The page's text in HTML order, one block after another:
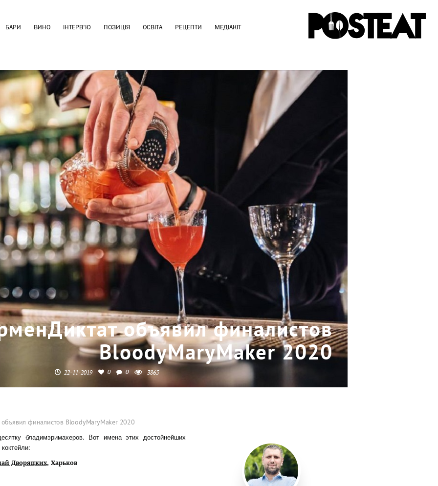
БАРИ ВИНО ІНТЕРВ'Ю ПОЗИЦІЯ ОСВІТА РЕЦЕПТИ МЕДІАКІТ
объявил финалистов
BloodyMaryMaker 2020
22-11-2019 0 0 3865
финалистов BloodyMaryMaker 2020
бладимэримахеров. Вот имена этих достойнейших
Дворяцких, Харьков